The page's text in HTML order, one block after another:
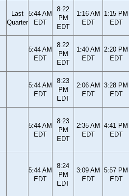
Last
Quarter
5:44 AM
EDT
8:22
PM
EDT
1:16 AM
EDT
1:15 PM
EDT
5:44 AM
EDT
8:22
PM
EDT
1:40 AM
EDT
2:20 PM
EDT
5:44 AM
EDT
8:23
PM
EDT
2:06 AM
EDT
3:28 PM
EDT
5:44 AM
EDT
8:23
PM
EDT
2:35 AM
EDT
4:41 PM
EDT
5:44 AM
EDT
8:24
PM
EDT
3:09 AM
EDT
5:57 PM
EDT